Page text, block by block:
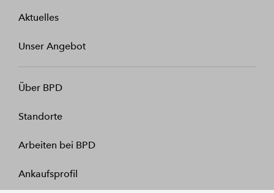
Aktuelles
Unser Angebot
Über BPD
Standorte
Arbeiten bei BPD
Ankaufsprofil